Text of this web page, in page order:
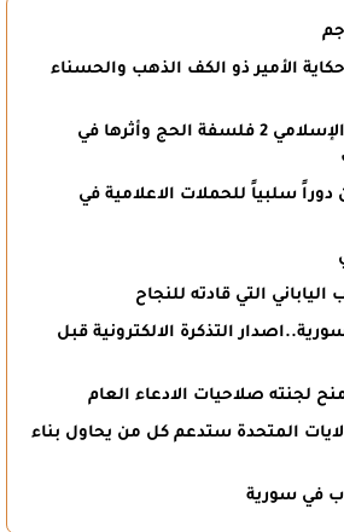
الأمير ذو الكف الذهب والحسناء
· التجديد في الخطاب الإسلامي 2 فلسفة الحج وأثرها في
سلبياً للحملات الاعلامية في
التي قادته للنجاح
التذكرة الالكترونية قبل
لجنته صلاحيات الادعاء العام
المتحدة ستدعم كل من يحاول بناء
في سورية